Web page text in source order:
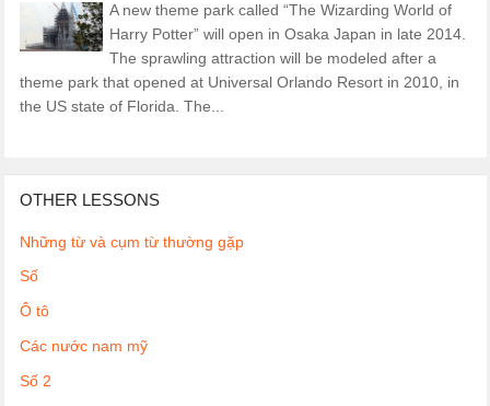
A new theme park called “The Wizarding World of
Harry Potter” will open in Osaka Japan in late 2014.
The sprawling attraction will be modeled after a
theme park that opened at Universal Orlando Resort in 2010, in
the US state of Florida. The...
OTHER LESSONS
Những từ và cụm từ thường gặp
Số
Ô tô
Các nước nam mỹ
Số 2